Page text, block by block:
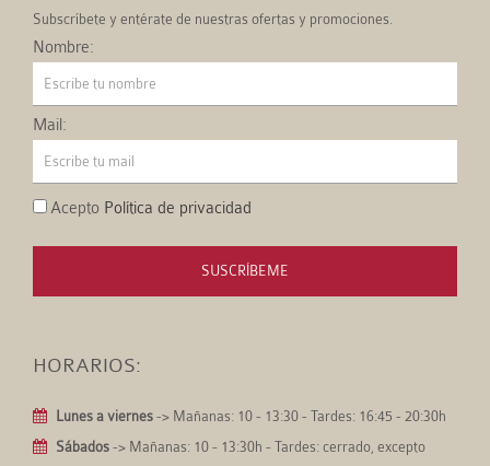
Subscríbete y entérate de nuestras ofertas y promociones.
Nombre:
Mail:
Acepto Política de privacidad
SUSCRÍBEME
HORARIOS:
Lunes a viernes -> Mañanas: 10 - 13:30 - Tardes: 16:45 - 20:30h
Sábados -> Mañanas: 10 - 13:30h - Tardes: cerrado, excepto